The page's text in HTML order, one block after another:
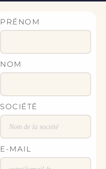
PRÉNOM
NOM
SOCIÉTÉ
E-MAIL